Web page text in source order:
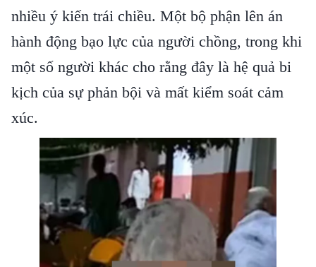
nhiều ý kiến trái chiều. Một bộ phận lên án
hành động bạo lực của người chồng, trong khi
một số người khác cho rằng đây là hệ quả bi
kịch của sự phản bội và mất kiểm soát cảm
xúc.